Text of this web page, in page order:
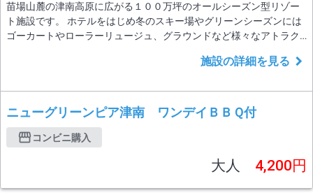
苗場山麓の津南高原に広がる１００万坪のオールシーズン型リゾー
ト施設です。 ホテルをはじめ冬のスキー場やグリーンシーズンには
ゴーカートやローラーリュージュ、グラウンドなど様々なアトラク
利用頂けます。 展望温泉大浴場で心も身体もリフレッシュ。 スキー
も堪能頂けます。
施設の詳細を見る
ニューグリーンピア津南 ワンデイＢＢＱ付
コンビニ購入
大人 4,200円